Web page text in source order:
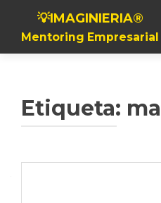
💡IMAGINIERIA®
Mentoring Empresarial
Etiqueta: